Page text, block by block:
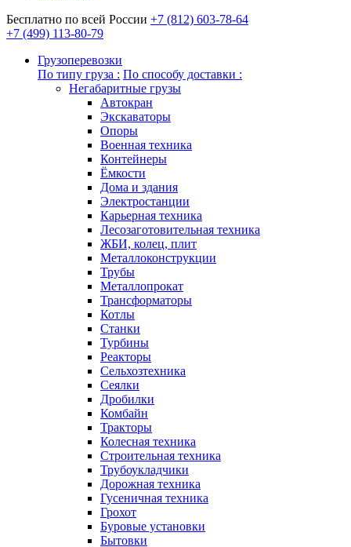
Бесплатно по всей России +7 (812) 603-78-64
+7 (499) 113-80-79
Грузоперевозки
По типу груза : По способу доставки :
Негабаритные грузы
Автокран
Экскаваторы
Опоры
Военная техника
Контейнеры
Ёмкости
Дома и здания
Электростанции
Карьерная техника
Лесозаготовительная техника
ЖБИ, колец, плит
Металлоконструкции
Трубы
Металлопрокат
Трансформаторы
Котлы
Станки
Турбины
Реакторы
Сельхозтехника
Сеялки
Дробилки
Комбайн
Тракторы
Колесная техника
Строительная техника
Трубоукладчики
Дорожная техника
Гусеничная техника
Грохот
Буровые установки
Бытовки